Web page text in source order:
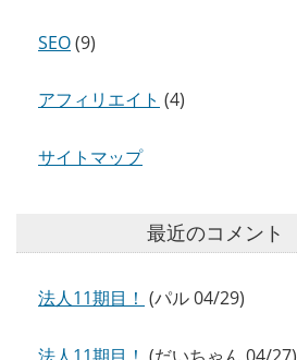
SEO(9)
アフィリエイト (4)
サイトマップ
最近のコメント
法人11期目！ (パル 04/29)